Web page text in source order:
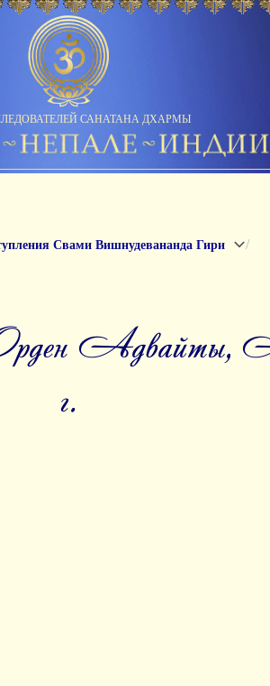
САНАТАНА ДХАРМЫ
Свами Вишнудевананда Гири /
г.